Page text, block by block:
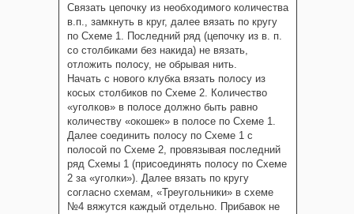
Связать цепочку из необходимого количества
в.п., замкнуть в круг, далее вязать по кругу
по Схеме 1. Последний ряд (цепочку из в. п.
со столбиками без накида) не вязать,
отложить полосу, не обрывая нить.
Начать с нового клубка вязать полосу из
косых столбиков по Схеме 2. Количество
«уголков» в полосе должно быть равно
количеству «окошек» в полосе по Схеме 1.
Далее соединить полосу по Схеме 1 с
полосой по Схеме 2, провязывая последний
ряд Схемы 1 (присоединять полосу по Схеме
2 за «уголки»). Далее вязать по кругу
согласно схемам, «Треугольники» в схеме
№4 вяжутся каждый отдельно. Прибавок не